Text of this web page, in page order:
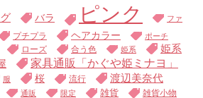
バラ ピンク ファ
プチプラ ヘアカラー ポーチ
ローズ 合う色 姫系
姫系
家具通販「かぐや姫ミナヨ」
服 桜 流行 渡辺美奈代
通販 限定 雑貨 雑貨小物